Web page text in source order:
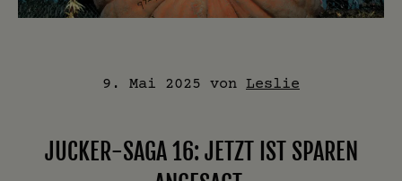
9. Mai 2025 von Leslie
JUCKER-SAGA 16: JETZT IST SPAREN